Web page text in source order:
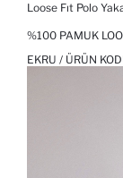
Loose Fıt Polo
%100 PAMUK
EKRU / ÜRÜN